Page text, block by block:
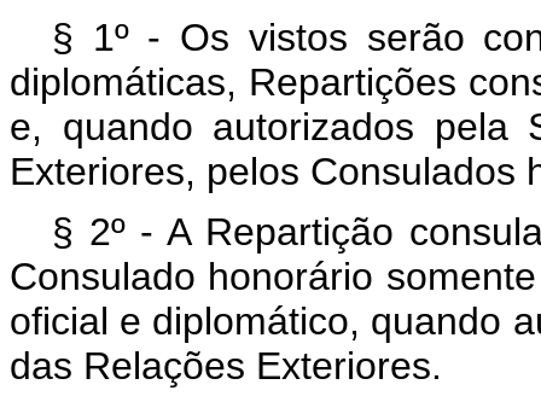
§ 1º - Os vistos serão
diplomáticas, Repartições
e, quando autorizados pela
Exteriores, pelos Consulados
§ 2º - A Repartição
Consulado honorário
oficial e diplomático, quando
das Relações Exteriores.